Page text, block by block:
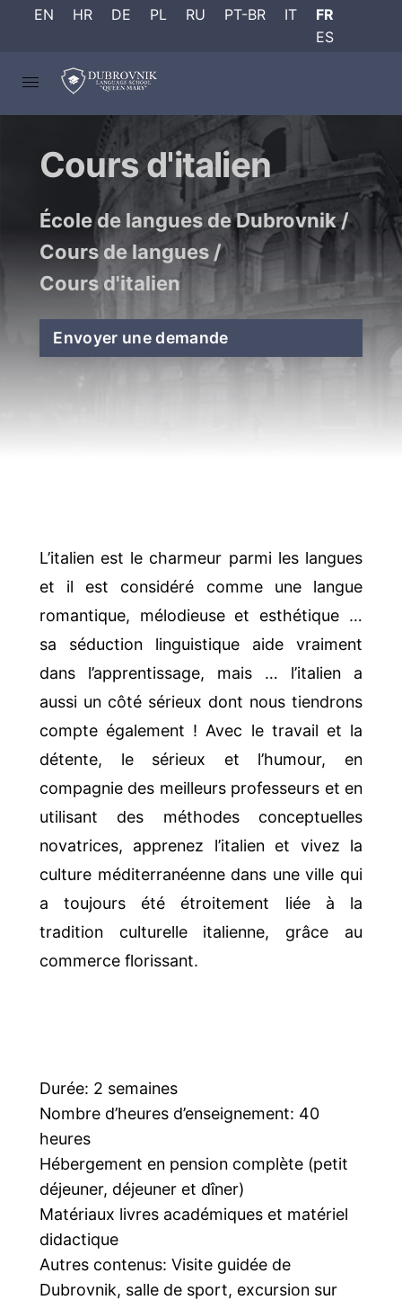
EN HR DE PL RU PT-BR IT
FR
ES
Cours d'italien
École de langues de Dubrovnik/
Cours de langues /
Cours d'italien
Envoyer une demande
L’italien est le charmeur parmi les langues
et il est considéré comme une langue
romantique, mélodieuse et esthétique …
sa séduction linguistique aide vraiment
dans l’apprentissage, mais … l’italien a
aussi un côté sérieux dont nous tiendrons
compte également ! Avec le travail et la
détente, le sérieux et l’humour, en
compagnie des meilleurs professeurs et en
utilisant des méthodes conceptuelles
novatrices, apprenez l’italien et vivez la
culture méditerranéenne dans une ville qui
a toujours été étroitement liée à la
tradition culturelle italienne, grâce au
commerce florissant.
Durée: 2 semaines
Nombre d’heures d’enseignement: 40
heures
Hébergement en pension complète (petit
déjeuner, déjeuner et dîner)
Matériaux livres académiques et matériel
didactique
Autres contenus: Visite guidée de
Dubrovnik, salle de sport, excursion sur